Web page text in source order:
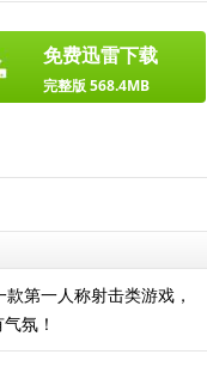
免费迅雷下载
完整版 568.4MB
第一人称射击类游戏，
氛！